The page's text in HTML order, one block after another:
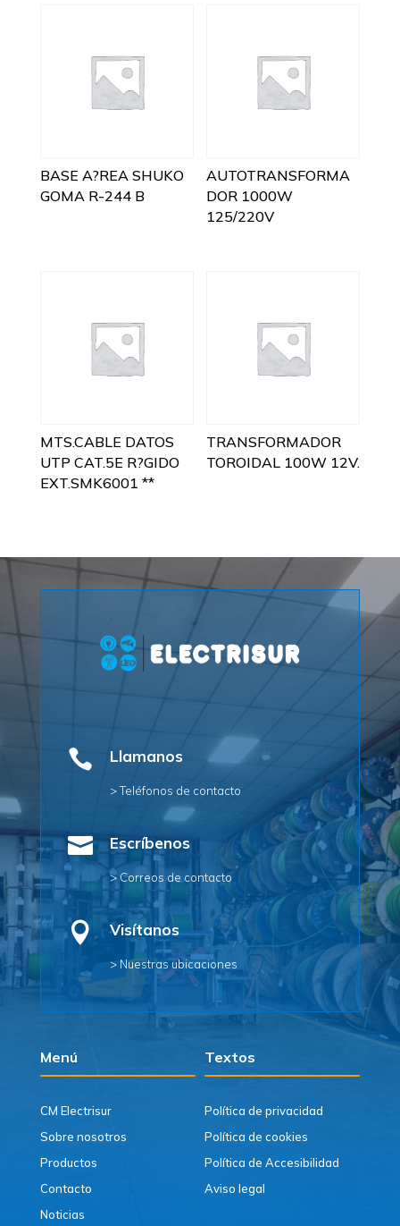
BASE A?REA SHUKO
GOMA R-244 B
AUTOTRANSFORMA
DOR 1000W
125/220V
MTS.CABLE DATOS
UTP CAT.5E R?GIDO
EXT.SMK6001 **
TRANSFORMADOR
TOROIDAL 100W 12V.
 Llamanos
> Teléfonos de contacto
 Escríbenos
> Correos de contacto
 Visítanos
> Nuestras ubicaciones
Menú Textos
CM Electrisur
Sobre nosotros
Productos
Contacto
Noticias
Política de privacidad
Política de cookies
Política de Accesibilidad
Aviso legal